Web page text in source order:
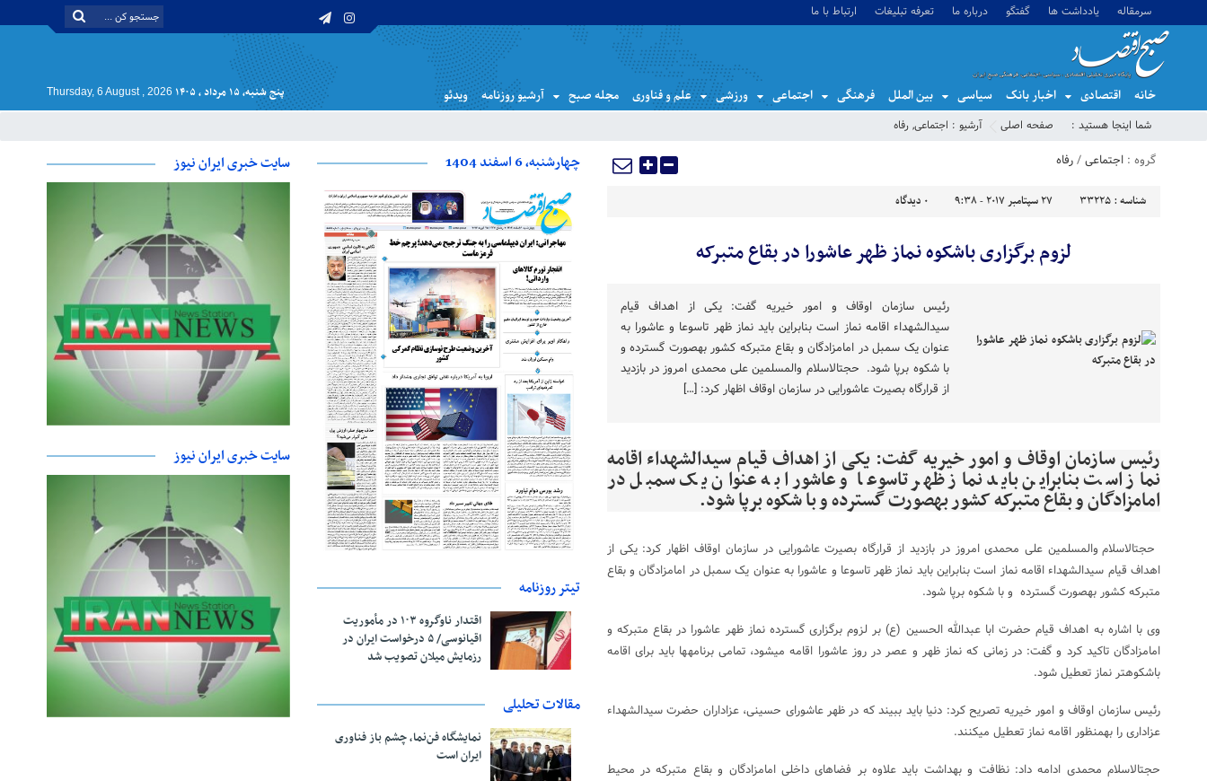
سرمقاله یادداشت ها گفتگو درباره ما تعرفه تبلیغات ارتباط با ما
خانه اقتصادی اخبار بانک سیاسی بین الملل فرهنگی اجتماعی ورزشی علم و فناوری مجله صبح آرشیو روزنامه ویدئو پنج شنبه, ۱۵ مرداد , ۱۴۰۵ Thursday, 6 August , 2026
شما اینجا هستید : صفحه اصلی آرشیو : اجتماعی, رفاه
گروه : اجتماعی/رفاه
شناسه : 33225 27 سپتامبر 2017 - 9:38 0 دیدگاه
لزوم برگزاری باشکوه نماز ظهر عاشورا در بقاع متبرکه
رئیس سازمان اوقاف و امور خیریه گفت: یکی از اهداف قیام
سیدالشهداء اقامه نماز است بنابراین باید نماز ظهر تاسوعا و عاشورا به
عنوان یک سمبل در امامزادگان و بقاع متبرکه کشور به‎صورت گسترده و
با شکوه برپا شود. حجت‎الاسلام والمسلمین علی محمدی امروز در بازدید
از قرارگاه بصیرت عاشورایی در سازمان اوقاف اظهار کرد: […]
رئیس سازمان اوقاف و امور خیریه گفت: یکی از اهداف قیام سیدالشهداء اقامه
نماز است بنابراین باید نماز ظهر تاسوعا و عاشورا به عنوان یک سمبل در
امامزادگان و بقاع متبرکه کشور به‎صورت گسترده و با شکوه برپا شود.
حجت‎الاسلام والمسلمین علی محمدی امروز در بازدید از قرارگاه بصیرت عاشورایی در سازمان اوقاف اظهار کرد: یکی از
اهداف قیام سیدالشهداء اقامه نماز است بنابراین باید نماز ظهر تاسوعا و عاشورا به عنوان یک سمبل در امامزادگان و بقاع
متبرکه کشور به‎صورت گسترده و با شکوه برپا شود.
وی با اشاره به اهداف قیام حضرت ابا عبدالله الحسین (ع) بر لزوم برگزاری گسترده نماز ظهر عاشورا در بقاع متبرکه و
امامزادگان تاکید کرد و گفت: در زمانی‎ که نماز ظهر و عصر در روز عاشورا اقامه می‎شود، تمامی برنامه‎ها باید برای اقامه
باشکوه‎تر نماز تعطیل شود.
رئیس سازمان اوقاف و امور خیریه تصریح کرد: دنیا باید ببیند که در ظهر عاشورای حسینی، عزاداران حضرت سیدالشهداء
عزاداری را به‎منظور اقامه نماز تعطیل می‎کنند.
حجت‎الاسلام محمدی ادامه داد: نظافت و بهداشت باید علاوه بر فضاهای داخلی امامزادگان و بقاع متبرکه در محیط
چهارشنبه، 6 اسفند 1404
تیتر روزنامه
اقتدار ناوگروه ۱۰۳ در مأموریت‌
اقیانوسی/ ۵ درخواست ایران در
رزمایش میلان تصویب شد
مقالات تحلیلی
نمایشگاه فن‌نما، چشم باز فناوری
ایران است
سایت خبری ایران نیوز
سایت خبری ایران نیوز